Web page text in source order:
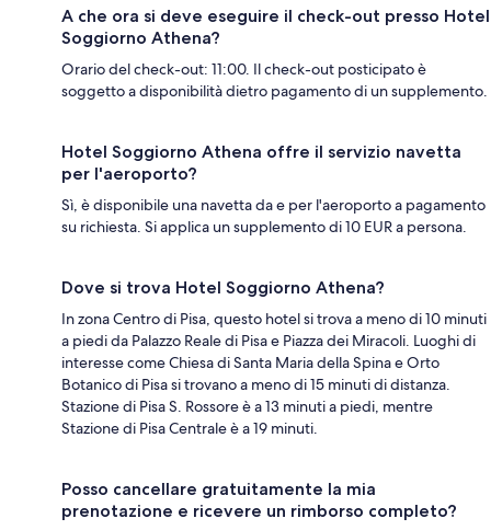
A che ora si deve eseguire il check-out presso Hotel
Soggiorno Athena?
Orario del check-out: 11:00. Il check-out posticipato è
soggetto a disponibilità dietro pagamento di un supplemento.
Hotel Soggiorno Athena offre il servizio navetta
per l'aeroporto?
Sì, è disponibile una navetta da e per l'aeroporto a pagamento
su richiesta. Si applica un supplemento di 10 EUR a persona.
Dove si trova Hotel Soggiorno Athena?
In zona Centro di Pisa, questo hotel si trova a meno di 10 minuti
a piedi da Palazzo Reale di Pisa e Piazza dei Miracoli. Luoghi di
interesse come Chiesa di Santa Maria della Spina e Orto
Botanico di Pisa si trovano a meno di 15 minuti di distanza.
Stazione di Pisa S. Rossore è a 13 minuti a piedi, mentre
Stazione di Pisa Centrale è a 19 minuti.
Posso cancellare gratuitamente la mia
prenotazione e ricevere un rimborso completo?